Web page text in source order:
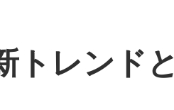
トレンド